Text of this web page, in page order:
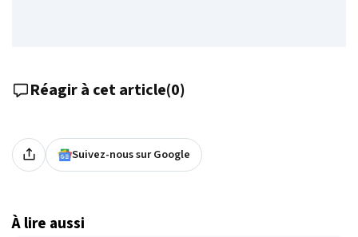
Réagir à cet article(0)
Suivez-nous sur Google
À lire aussi